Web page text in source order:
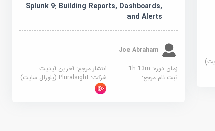
Splunk 9: Building Reports, Dashboards,
and Alerts
زمان دوره: 1h 13m
انتشار مرجع:آخرین آپدیت
ثبت نام مرجع:
شرکت: Pluralsight (پلورال سایت)